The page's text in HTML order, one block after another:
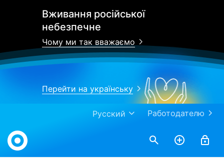
Вживання російської
небезпечне
Чому ми так вважаємо
Перейти на українську
Работодателю
Русский
Work.ua